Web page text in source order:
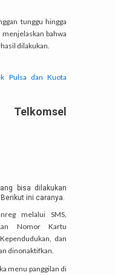
tunggu hingga
bahwa
dilakukan.
Pulsa dan Kuota
bisa dilakukan
ini caranya.
melalui SMS,
Nomor Kartu
dan
dinonaktifkan.
menu panggilan di